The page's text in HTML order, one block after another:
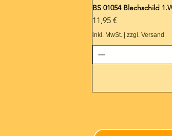
BS 01054 Blechschild
Preis
11,95 €
inkl. MwSt. zzgl. Versand